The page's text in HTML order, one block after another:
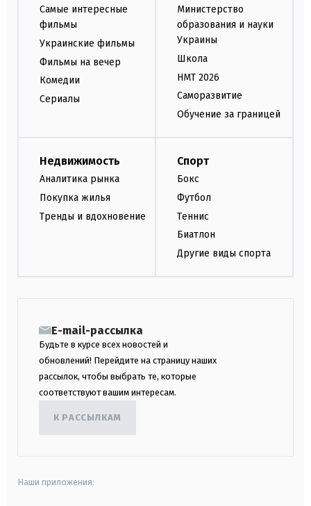
Самые интересные
фильмы
Украинские фильмы
Фильмы на вечер
Комедии
Сериалы
Министерство
образования и науки
Украины
Школа
НМТ 2026
Саморазвитие
Обучение за границей
Недвижимость
Аналитика рынка
Покупка жилья
Тренды и вдохновение
Спорт
Бокс
Футбол
Теннис
Биатлон
Другие виды спорта
E-mail-рассылка
Будьте в курсе всех новостей и
обновлений! Перейдите на страницу наших
рассылок, чтобы выбрать те, которые
соответствуют вашим интересам.
К РАССЫЛКАМ
Наши приложения: